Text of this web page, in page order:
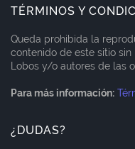
TÉRMINOS Y
Queda prohibida la
contenido de este sitio
Lobos y/o autores de las
Para más información:
¿DUDAS?